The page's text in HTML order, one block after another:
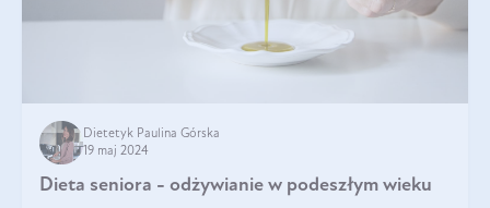
Dietetyk Paulina Górska
19 maj 2024
Dieta seniora - odżywianie w podeszłym wieku